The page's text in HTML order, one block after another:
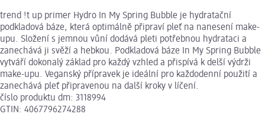
trend !t up primer Hydro In My Spring Bubble je hydratační
podkladová báze, která optimálně připraví pleť na nanesení make-
upu. Složení s jemnou vůní dodává pleti potřebnou hydrataci a
zanechává ji svěží a hebkou. Podkladová báze In My Spring Bubble
vytváří dokonalý základ pro každý vzhled a přispívá k delší výdrži
make-upu. Veganský přípravek je ideální pro každodenní použití a
zanechává pleť připravenou na další kroky v líčení.
číslo produktu dm: 3118994
GTIN: 4067796274288